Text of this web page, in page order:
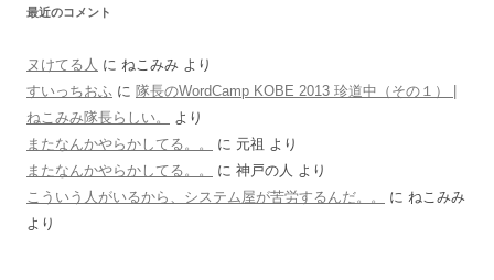
最近のコメント
ヌけてる人 に ねこみみ より
すいっちおふ に 隊長のWordCamp KOBE 2013 珍道中（その１） |
ねこみみ隊長らしい。
より
またなんかやらかしてる。。
に 元祖 より
またなんかやらかしてる。。
に 神戸の人 より
こういう人がいるから、システム屋が苦労するんだ。。
に ねこみみ
より